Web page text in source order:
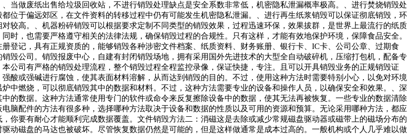
当做废纸出售给垃圾回收站，不进行销毁处理缺点是安全系数非常低，机密隐私泄漏概率极高。、进行焚烧销毁处
位于偏远郊区，在文件资料的转移过程中仍有可能发生机密隐私泄漏。、进行再生纸浆销毁可以保证彻底销毁，环
较高。、机器粉碎销毁可以根据要求定制不同类型的销毁效果，过程迅速环保，效果拔群，是世界上最流行的纸质
时，也需要严格遵守相关的法律法规，确保销毁过程的合规性。只有这样，才能有效地保护环境，保障食品安全。
登记，具有正规资质的，能够销毁各种涉密文件档案、纸质资料、财务账册、银行卡、IC卡、公司公章、过期食
毁公司。销毁报废中心，自建有封闭销毁场地，拥有采用国外先进技术的大型全自动破碎机，压缩打包机，配备专
公司有严格的销毁处理流程，整个销毁过程全程监控录像，保证快捷，专注。且可以开具销毁业务的正规销毁证
酸或强碱进行腐蚀，使其表面材料溶解，从而达到销毁的目的。不过，使用这种方法时需要特别小心，以免对环境
中燃烧，可以彻底销毁其中的数据和材料。不过，这种方法需要专业的设备和操作人员，以确保安全和效果。、深
的数据。这种方法通常使用专门的软件或命令来反复擦除设备中的数据，使其无法再被恢复。一些专业的数据清除
脑配件的方法有很多种，选择哪种方法取决于设备和数据的性质以及可用的资源和预算。无论采用哪种方法，都应
你要有耐心才能顺利完成数据覆盖。文件销毁方法二：消磁这是去除或减少常规磁盘驱动器或磁带上的磁场分布的
动磁盘的马达也被破坏。尽管恢复数据仍然是可能的，但是这样做通常是成本过高的。一般机构或个人几乎难以做